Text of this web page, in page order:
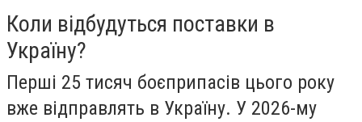
Коли відбудуться поставки в
Україну?
Перші 25 тисяч боєприпасів цього року
вже відправлять в Україну. У 2026-му